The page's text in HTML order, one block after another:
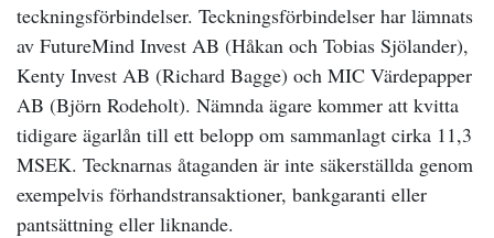
teckningsförbindelser. Teckningsförbindelser har lämnats
av FutureMind Invest AB (Håkan och Tobias Sjölander),
Kenty Invest AB (Richard Bagge) och MIC Värdepapper
AB (Björn Rodeholt). Nämnda ägare kommer att kvitta
tidigare ägarlån till ett belopp om sammanlagt cirka 11,3
MSEK. Tecknarnas åtaganden är inte säkerställda genom
exempelvis förhandstransaktioner, bankgaranti eller
pantsättning eller liknande.